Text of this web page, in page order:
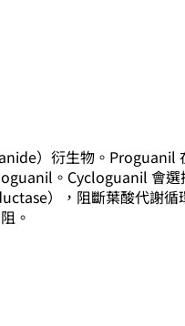
）衍生物。Proguanil
。Cycloguanil 會選
），阻斷葉酸代謝循
。